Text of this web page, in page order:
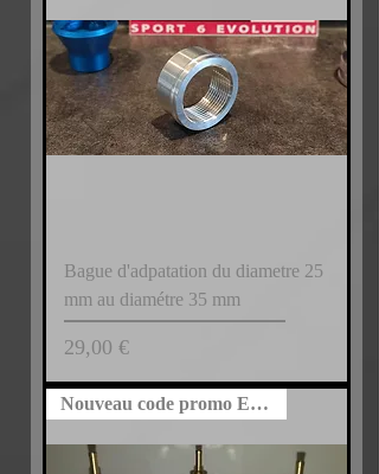
Bague d'adpatation du diametre 25
mm au diamétre 35 mm
Prix
29,00 €
Nouveau code promo Exclusivité